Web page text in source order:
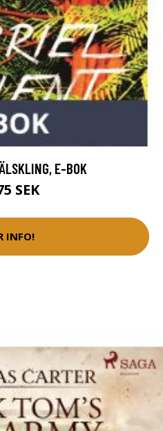
E-BOK
SEK
INFO!